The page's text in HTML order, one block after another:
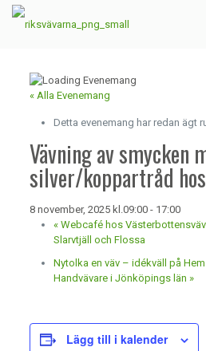
« Alla Evenemang
Detta evenemang har redan ägt
Vävning av smycken
silver/koppartråd
8 november, 2025 kl.09:00- 17:00
«Webcafé hos
Slarvtjäll och Flossa
Nytolka en väv – idékväll på
Handvävare i Jönköpings län »
Lägg till i kalender